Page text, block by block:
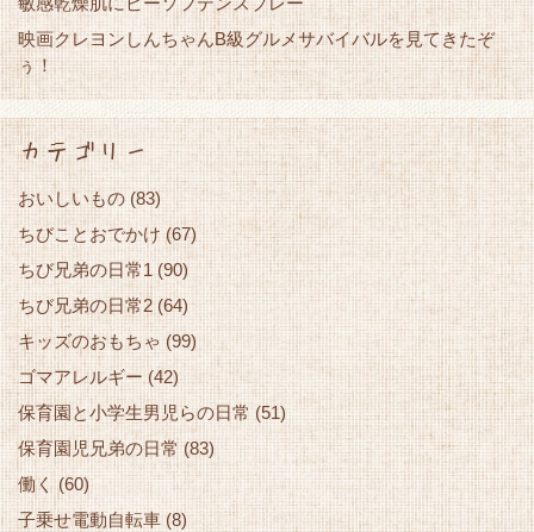
映画クレヨンしんちゃんB級グルメサバイバルを見てきたぞ
ぅ！
カテゴリー
おいしいもの (83)
ちびことおでかけ (67)
ちび兄弟の日常1(90)
ちび兄弟の日常2 (64)
キッズのおもちゃ (99)
ゴマアレルギー(42)
保育園と小学生男児らの日常 (51)
保育園児兄弟の日常(83)
働く(60)
子乗せ電動自転車 (8)